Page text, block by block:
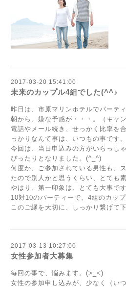
2017-03-20 15:41:00
未来のカップル4組でした(^^♪
昨日は、市原マリンホテルでパーテ
朝から、嫌な予感が・・・。（キャン
電話やメール続き、せっかく比率を
っかりなんて事は、いつもの事です。
今回は、当日申込みの方がいらっし
ぴったりとなりました。(^_^)
何度か、ご参加されている男性も、
たので別人かと思うくらい、とても
やはり、第一印象は、とても大事です
10対10のパーティーで、4組のカッ
このご縁を大切に、しっかり繋げて下
2017-03-13 10:27:00
女性参加者大募集
毎回の事で、悩みます。(>_<)
女性の参加申し込みが、少なく（い